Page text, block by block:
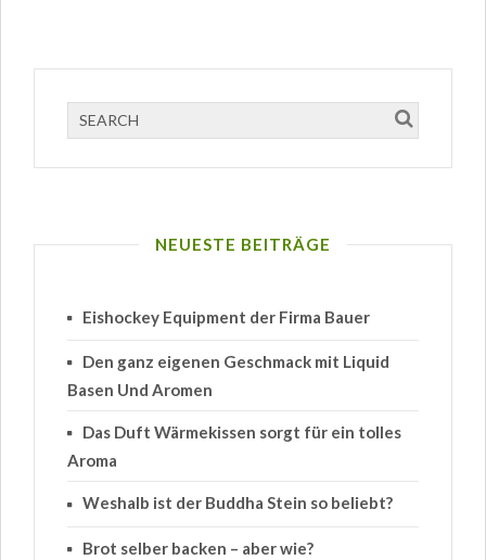
NEUESTE BEITRÄGE
Eishockey Equipment der Firma Bauer
Den ganz eigenen Geschmack mit Liquid
Basen Und Aromen
Das Duft Wärmekissen sorgt für ein tolles
Aroma
Weshalb ist der Buddha Stein so beliebt?
Brot selber backen – aber wie?